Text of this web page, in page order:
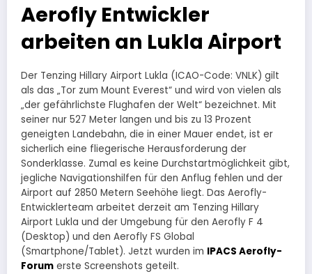
Aerofly Entwickler
arbeiten an Lukla Airport
Der Tenzing Hillary Airport Lukla (ICAO-Code: VNLK) gilt
als das „Tor zum Mount Everest“ und wird von vielen als
„der gefährlichste Flughafen der Welt“ bezeichnet. Mit
seiner nur 527 Meter langen und bis zu 13 Prozent
geneigten Landebahn, die in einer Mauer endet, ist er
sicherlich eine fliegerische Herausforderung der
Sonderklasse. Zumal es keine Durchstartmöglichkeit gibt,
jegliche Navigationshilfen für den Anflug fehlen und der
Airport auf 2850 Metern Seehöhe liegt. Das Aerofly-
Entwicklerteam arbeitet derzeit am Tenzing Hillary
Airport Lukla und der Umgebung für den Aerofly F 4
(Desktop) und den Aerofly FS Global
(Smartphone/Tablet). Jetzt wurden im IPACS Aerofly-
Forum erste Screenshots geteilt.